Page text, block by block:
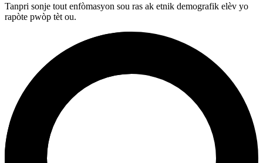
Tanpri sonje tout enfòmasyon sou ras ak etnik demografik elèv yo
rapòte pwòp tèt ou.